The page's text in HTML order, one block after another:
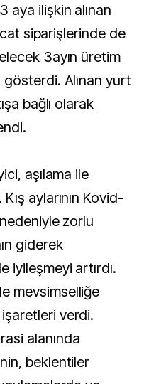
aya ilişkin alınan
siparişlerinde de
3ayın üretim
Alınan yurt
bağlı olarak
aşılama ile
aylarının Kovid-
nedeniyle zorlu
giderek
iyileşmeyi artırdı.
mevsimselliğe
verdi.
alanında
beklentiler